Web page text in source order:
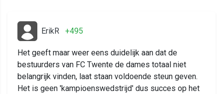
ErikR +495
Het geeft maar weer eens duidelijk aan dat de
bestuurders van FC Twente de dames totaal niet
belangrijk vinden, laat staan voldoende steun geven.
Het is geen 'kampioenswedstrijd' dus succes op het